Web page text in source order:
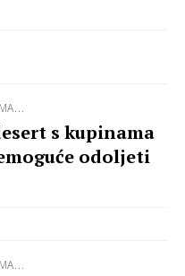
s kupinama
odoljeti